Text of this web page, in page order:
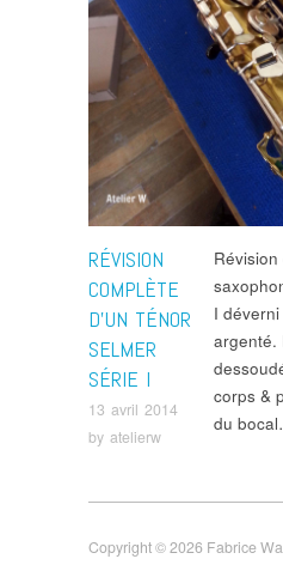
RÉVISION
COMPLÈTE
D’UN TÉNOR
SELMER
SÉRIE I
13 avril 2014
by atelierw
Révision
I
argenté.
corps &
du
Copyright © 2026 Fabrice